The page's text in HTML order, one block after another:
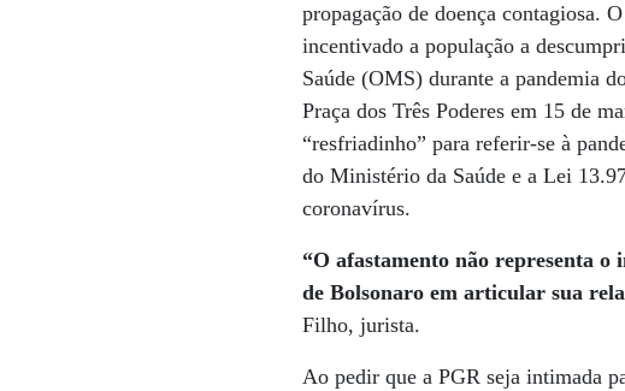
propagação de doença contagiosa.
incentivado a população a
Saúde (OMS) durante a pandemia
Praça dos Três Poderes em 15 de
“resfriadinho” para referir-se à
do Ministério da Saúde e a Lei
coronavírus.
“O afastamento não representa o
de Bolsonaro em articular sua
Filho, jurista.
Ao pedir que a PGR seja intimada